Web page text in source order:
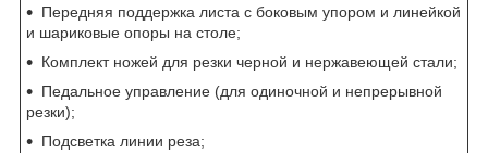
Передняя поддержка листа с боковым упором и линейкой
и шариковые опоры на столе;
Комплект ножей для резки черной и нержавеющей стали;
Педальное управление (для одиночной и непрерывной
резки);
Подсветка линии реза;